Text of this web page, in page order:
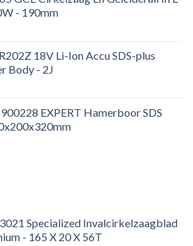
- 190mm
18V Li-Ion Accu SDS-plus
Body - 2J
EXPERT Hamerboor SDS
Specialized Invalcirkelzaagblad
- 165 X 20 X 56T